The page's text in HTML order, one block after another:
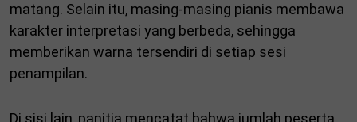
matang. Selain itu, masing-masing pianis membawa
karakter interpretasi yang berbeda, sehingga
memberikan warna tersendiri di setiap sesi
penampilan.